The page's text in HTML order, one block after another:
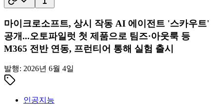
마이크로소프트, 상시 작동 AI 에이전트 '스카우트'
공개...오토파일럿 첫 제품으로 팀즈·아웃룩 등
M365 전반 연동, 프런티어 통해 실험 출시
발행: 2026년 6월 4일
인공지능